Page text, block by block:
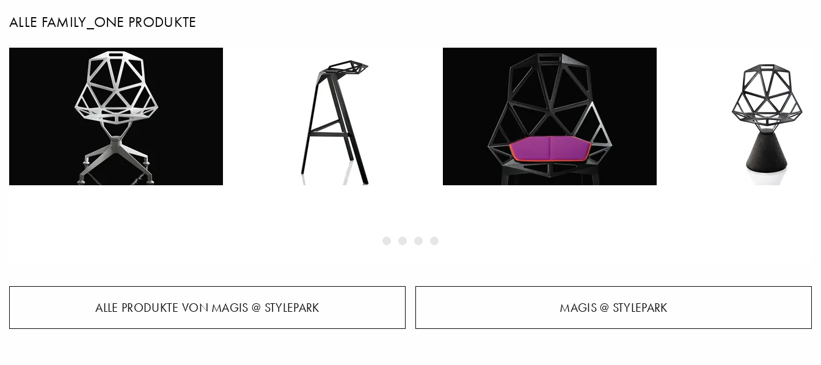
ALLE FAMILY_ONE PRODUKTE
ALLE PRODUKTE VON MAGIS @ STYLEPARK MAGIS @ STYLEPARK